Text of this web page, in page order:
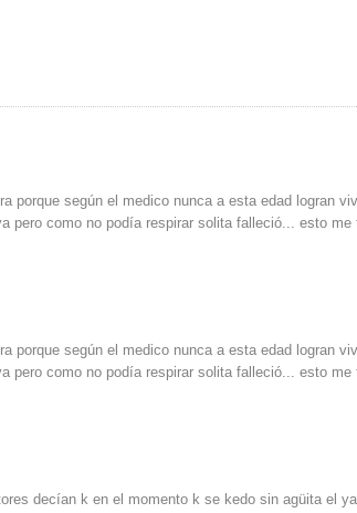
porque según el medico nunca a esta edad logran
pero como no podía respirar solita falleció... esto me
porque según el medico nunca a esta edad logran
pero como no podía respirar solita falleció... esto me
decían k en el momento k se kedo sin agüita el